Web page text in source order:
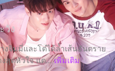
วัง
จิมมี่และโต๋ได้ล้ำเส้นอันตราย
สุดหัวใจ แต... เพิ่มเติม